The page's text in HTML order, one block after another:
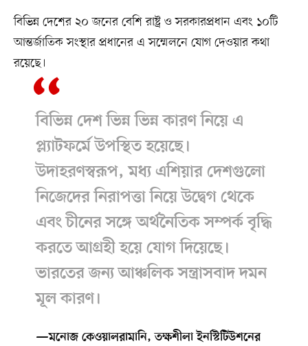
বিভিন্ন দেশের ২০ জনের বেশি রাষ্ট্র ও সরকারপ্রধান এবং ১০টি
আন্তর্জাতিক সংস্থার প্রধানের এ সম্মেলনে যোগ দেওয়ার কথা
রয়েছে।
বিভিন্ন দেশ ভিন্ন ভিন্ন কারণ নিয়ে এ
প্ল্যাটফর্মে উপস্থিত হয়েছে।
উদাহরণস্বরূপ, মধ্য এশিয়ার দেশগুলো
নিজেদের নিরাপত্তা নিয়ে উদ্বেগ থেকে
এবং চীনের সঙ্গে অর্থনৈতিক সম্পর্ক বৃদ্ধি
করতে আগ্রহী হয়ে যোগ দিয়েছে।
ভারতের জন্য আঞ্চলিক সন্ত্রাসবাদ দমন
মূল কারণ।
—মনোজ কেওয়ালরামানি, তক্ষশীলা ইনস্টিটিউশনের